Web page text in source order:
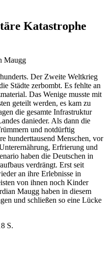
Katastrophe
Maugg
Der Zweite Weltkrieg
Städte zerbombt. Es fehlte an
Das Wenige musste mit
geteilt werden, es kam zu
die gesamte Infrastruktur
danieder. Als dann die
und notdürftig
hunderttausend Menschen, vor
Erfrierung und
haben die Deutschen in
verdrängt. Erst seit
an ihre Erlebnisse in
von ihnen noch Kinder
Maugg haben in diesem
und schließen so eine Lücke
S.